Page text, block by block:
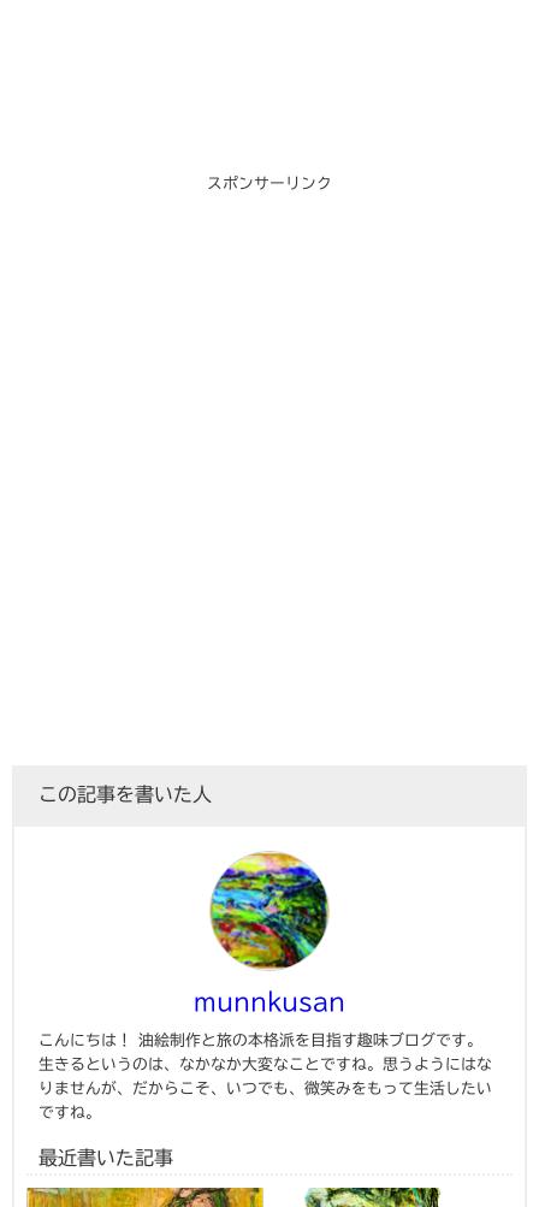
スポンサーリンク
この記事を書いた人
munnkusan
こんにちは！ 油絵制作と旅の本格派を目指す趣味ブログです。
生きるというのは、なかなか大変なことですね。思うようにはな
りませんが、だからこそ、いつでも、微笑みをもって生活したい
ですね。
最近書いた記事